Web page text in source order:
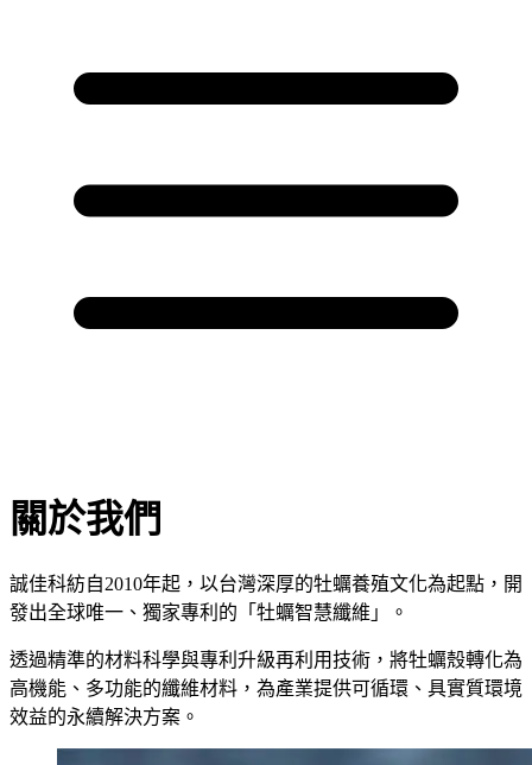
關於我們
誠佳科紡自2010年起，以台灣深厚的牡蠣養殖文化為起點，開
發出全球唯一、獨家專利的「牡蠣智慧纖維」。
透過精準的材料科學與專利升級再利用技術，將牡蠣殼轉化為
高機能、多功能的纖維材料，為產業提供可循環、具實質環境
效益的永續解決方案。